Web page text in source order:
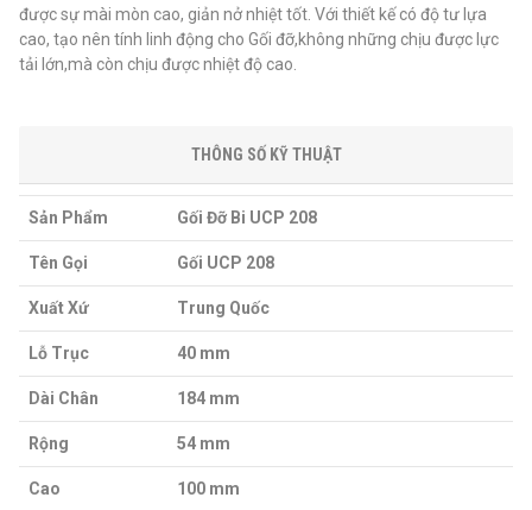
được sự mài mòn cao, giản nở nhiệt tốt. Với thiết kế có độ tư lựa
cao, tạo nên tính linh động cho Gối đỡ,không những chịu được lực
tải lớn,mà còn chịu được nhiệt độ cao.
THÔNG SỐ KỸ THUẬT
Sản Phẩm Gối Đỡ Bi UCP 208
Tên Gọi Gối UCP 208
Xuất Xứ Trung Quốc
Lỗ Trục 40 mm
Dài Chân 184 mm
Rộng 54 mm
Cao 100 mm